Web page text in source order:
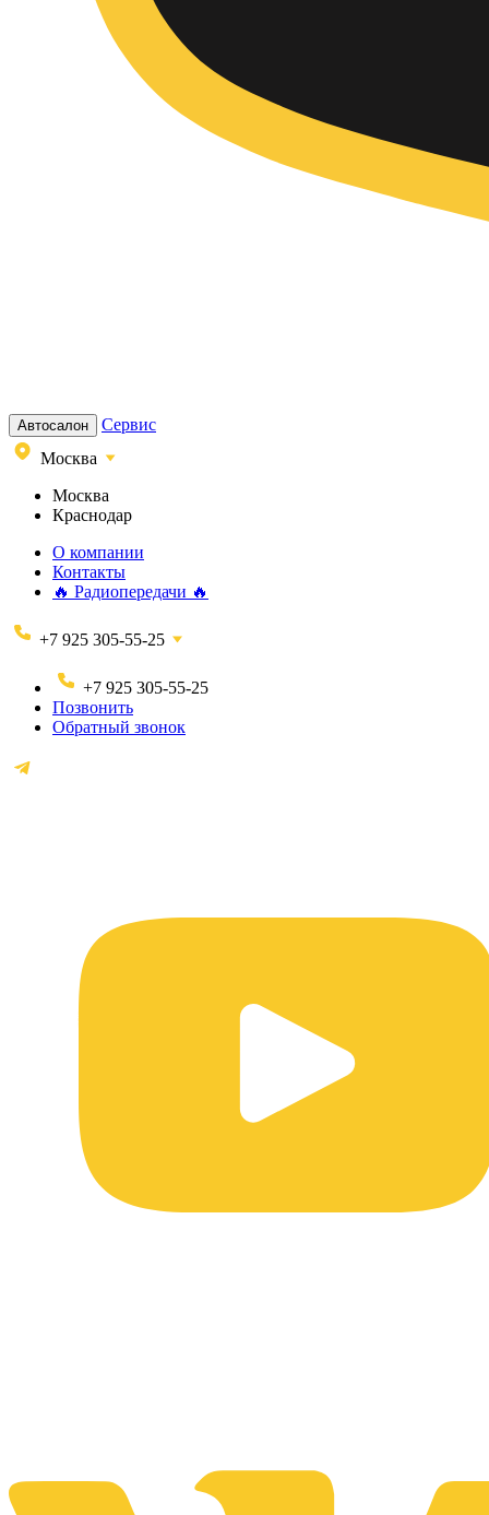
Автосалон
Сервис
Москва
Москва
Краснодар
О компании
Контакты
🔥 Радиопередачи 🔥
+7 925 305-55-25
+7 925 305-55-25
Позвонить
Обратный звонок